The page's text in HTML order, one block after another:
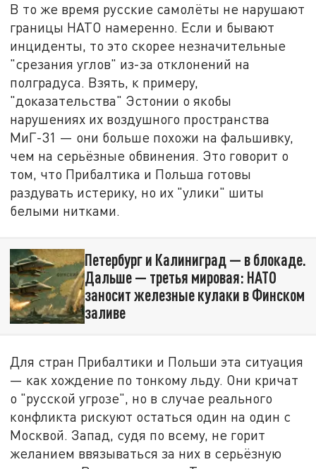
В то же время русские самолёты не нарушают
границы НАТО намеренно. Если и бывают
инциденты, то это скорее незначительные
"срезания углов" из-за отклонений на
полградуса. Взять, к примеру,
"доказательства" Эстонии о якобы
нарушениях их воздушного пространства
МиГ-31 — они больше похожи на фальшивку,
чем на серьёзные обвинения. Это говорит о
том, что Прибалтика и Польша готовы
раздувать истерику, но их "улики" шиты
белыми нитками.
Петербург и Калиниград — в блокаде.
Дальше — третья мировая: НАТО
заносит железные кулаки в Финском
заливе
Для стран Прибалтики и Польши эта ситуация
— как хождение по тонкому льду. Они кричат
о "русской угрозе", но в случае реального
конфликта рискуют остаться один на один с
Москвой. Запад, судя по всему, не горит
желанием ввязываться за них в серьёзную